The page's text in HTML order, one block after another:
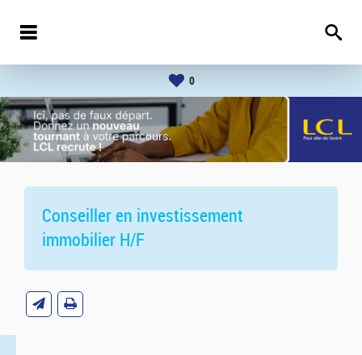
0
Conseiller en investissement
immobilier H/F